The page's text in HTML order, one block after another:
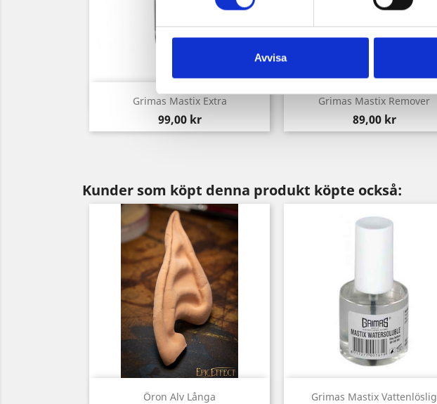
Avvisa
Grimas Mastix Extra
Pris
99,00 kr
Snabbvy Grimas Mastix Remover
Pris
89,00 kr
Snabbvy
Kunder som köpt denna produkt köpte också:
Öron Alv Långa
Snabbvy Grimas Mastix Vattenlöslig
Snabbvy